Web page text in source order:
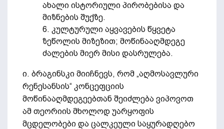
ახალი ისტორიული პირობებისა და
მიზნების შუქზე.
6. კულტურული აყვავების წყვეტა
ზეწოლის მიზეზით; მოწინააღმდეგე
ძალების მიერ მისი დასრულება.
ი. ბრაგინსკი მიიჩნევს, რომ „აღმოსავლური
რენესანსის“ კონცეფციის
მოწინააღმდეგეებთან შეიძლება ვიპოვოთ
ამ თეორიის მხოლოდ უარყოფის
მცდელობები და ცალკეული საყურადღებო